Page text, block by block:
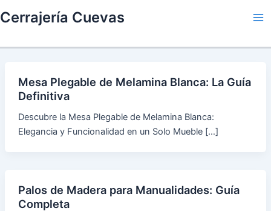
to
Cerrajería Cuevas
Mesa Plegable de Melamina Blanca: La Guía
Definitiva
Descubre la Mesa Plegable de Melamina Blanca:
Elegancia y Funcionalidad en un Solo Mueble […]
Palos de Madera para Manualidades: Guía
Completa